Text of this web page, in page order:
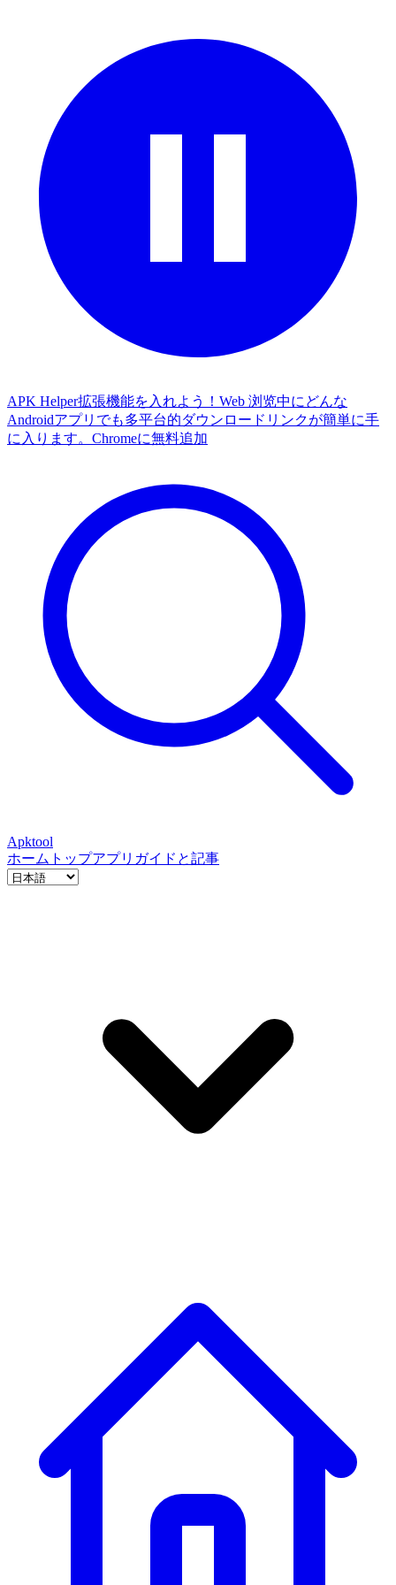
APK Helper拡張機能を入れよう！Web 浏览中にどんな
Androidアプリでも多平台的ダウンロードリンクが簡単に手
に入ります。 Chromeに無料追加
Apktool
ホーム トップアプリ ガイドと記事